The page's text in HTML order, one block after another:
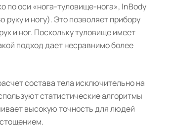
по оси «нога-туловище-нога», InBody
и ногу). Это позволяет прибору
и ног. Поскольку туловище имеет
подход дает несравнимо более
состава тела исключительно на
статистические алгоритмы
высокую точность для людей